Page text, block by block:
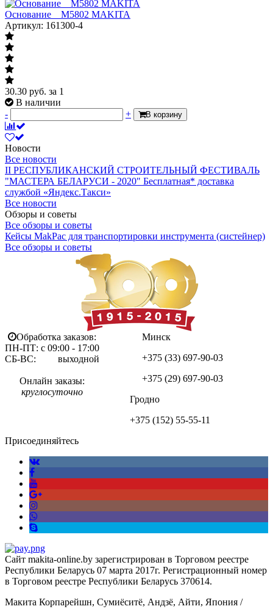
Основание__M5802 MAKITA
Артикул: 161300-4
30.30 руб. за 1
В наличии
-
+ В корзину
Новости
Все новости
II РЕСПУБЛИКАНСКИЙ СТРОИТЕЛЬНЫЙ ФЕСТИВАЛЬ
"МАСТЕРА БЕЛАРУСИ - 2020" Бесплатная* доставка
службой «Яндекс.Такси»
Все новости
Обзоры и советы
Все обзоры и советы
Кейсы MakPac для транспортировки инструмента (систейнер)
Все обзоры и советы
Обработка заказов:
ПН-ПТ: с 09:00 - 17:00
СБ-ВС: выходной
Онлайн заказы:
круглосуточно
Минск
+375 (33) 697-90-03
+375 (29) 697-90-03
Гродно
+375 (152) 55-55-11
Присоединяйтесь
Сайт makita-online.by зарегистрирован в Торговом реестре
Республики Беларусь 07 марта 2017г. Регистрационный номер
в Торговом реестре Республики Беларусь 370614.
Макита Корпарейшн, Сумиёситё, Андзё, Айти, Япония /